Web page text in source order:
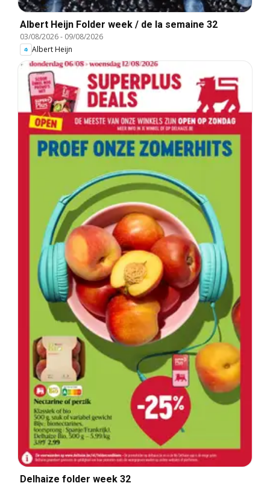
Albert Heijn Folder week / de la semaine 32
03/08/2026- 09/08/2026
Albert Heijn
Delhaize folder week 32